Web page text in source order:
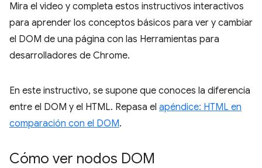
Mira el video y completa estos instructivos interactivos
para aprender los conceptos básicos para ver y cambiar
el DOM de una página con las Herramientas para
desarrolladores de Chrome.
En este instructivo, se supone que conoces la diferencia
entre el DOM y el HTML. Repasa el apéndice: HTML en
comparación con el DOM.
Cómo ver nodos DOM